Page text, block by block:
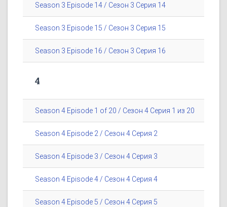
Season 3 Episode 14 / Сезон 3 Серия 14
Season 3 Episode 15 / Сезон 3 Серия 15
Season 3 Episode 16 / Сезон 3 Серия 16
4
Season 4 Episode 1 of 20 / Сезон 4 Серия 1 из 20
Season 4 Episode 2 / Сезон 4 Серия 2
Season 4 Episode 3 / Сезон 4 Серия 3
Season 4 Episode 4 / Сезон 4 Серия 4
Season 4 Episode 5 / Сезон 4 Серия 5